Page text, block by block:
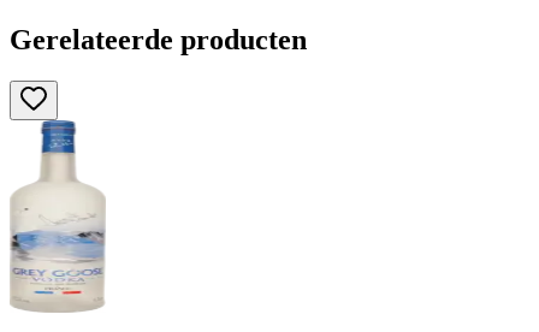
Gerelateerde producten